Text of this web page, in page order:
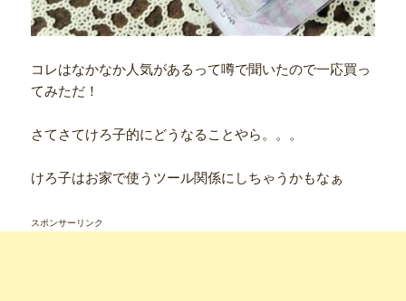
コレはなかなか人気があるって噂で聞いたので一応買っ
てみただ！
さてさてけろ子的にどうなることやら。。。
けろ子はお家で使うツール関係にしちゃうかもなぁ
スポンサーリンク